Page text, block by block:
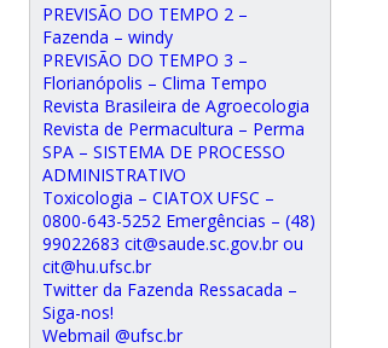
PREVISÃO DO TEMPO 2 –
Fazenda – windy
PREVISÃO DO TEMPO 3 –
Florianópolis – Clima Tempo
Revista Brasileira de Agroecologia
Revista de Permacultura – Perma
SPA – SISTEMA DE PROCESSO
ADMINISTRATIVO
Toxicologia – CIATOX UFSC –
0800-643-5252 Emergências – (48)
99022683 cit@saude.sc.gov.br ou
cit@hu.ufsc.br
Twitter da Fazenda Ressacada –
Siga-nos!
Webmail @ufsc.br